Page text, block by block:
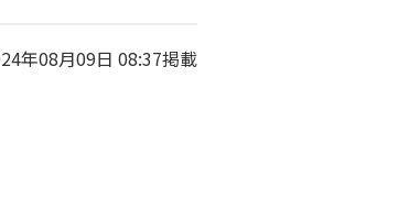
年08月09日 08:37掲載